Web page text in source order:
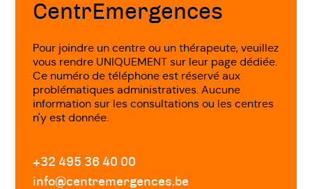
CentrEmergences
Pour joindre un centre ou un thérapeute, veuillez
vous rendre UNIQUEMENT sur leur page dédiée.
Ce numéro de téléphone est réservé aux
problématiques administratives. Aucune
information sur les consultations ou les centres
n'y est donnée.
+32 495 36 40 00
info@centremergences.be